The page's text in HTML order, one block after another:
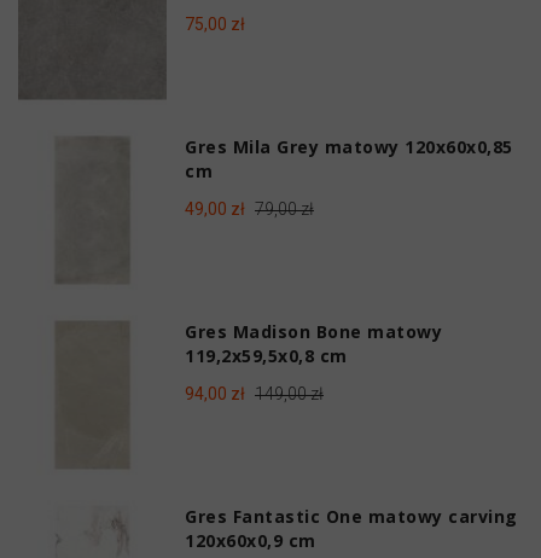
75,00 zł
Gres Mila Grey matowy 120x60x0,85
cm
49,00 zł 79,00 zł
Gres Madison Bone matowy
119,2x59,5x0,8 cm
94,00 zł 149,00 zł
Gres Fantastic One matowy carving
120x60x0,9 cm